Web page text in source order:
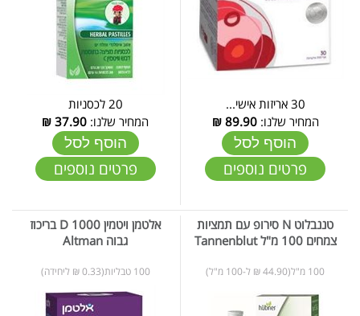
30 אריזות אישי...
המחיר שלנו:89.90
₪
הוסף לסל
פרטים נוספים
20 לכסניות
המחיר שלנו: 37.90
₪
הוסף לסל
פרטים נוספים
טננבלוט N סירופ עם תמציות
צמחים 100 מ"ל Tannenblut
100 מ"ל(44.90 ₪ ל-100 מ"ל)
אלטמן ויטמין D 1000 בריכוז
גבוה Altman
100 טבליות(0.33 ₪ ליחידה)